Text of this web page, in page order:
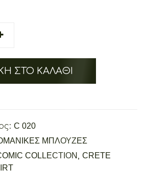
ΣΤΟ ΚΑΛΆΘΙ
C 020
ΜΠΛΟΥΖΕΣ
COLLECTION , CRETE